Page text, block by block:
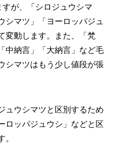
が、「シロジュウシマ
シマツ」「ヨーロッパジュ
変動します。また、「梵
中納言」「大納言」など毛
シマツはもう少し値段が張
ュウシマツと区別するため
ロッパジュウシ」などと区